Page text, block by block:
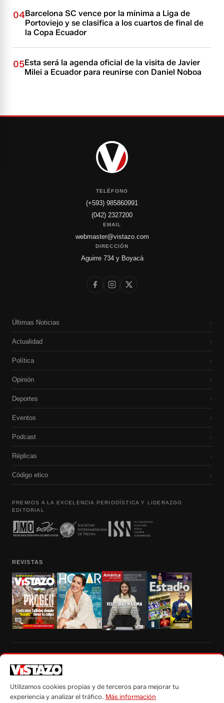
04Barcelona SC vence por la mínima a Liga de
Portoviejo y se clasifica a los cuartos de final de
la Copa Ecuador
05Esta será la agenda oficial de la visita de Javier
Milei a Ecuador para reunirse con Daniel Noboa
TELÉFONO
(+593) 985860991
(042) 2327200
EMAIL
webmaster@vistazo.com
DIRECCIÓN
Aguirre 734 y Boyacá
Últimas Noticias ›
Actualidad ›
Política ›
Opinión ›
Deportes ›
Eventos ›
Podcast ›
Réplicas ›
Código etico ›
PREMIOS A LA EXCELENCIA PERIODÍSTICA Y LIDERAZGO
EDITORIAL
REVISTAS
autorización escrita de su titular, de todos los contenidos de Vistazo.com.
Utilizamos cookies propias y de terceros para mejorar tu
experiencia y analizar el tráfico. Más información